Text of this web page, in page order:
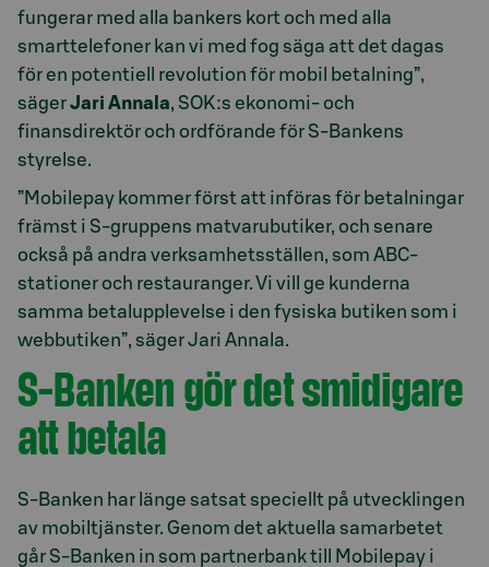
fungerar med alla bankers kort och med alla
smarttelefoner kan vi med fog säga att det dagas
för en potentiell revolution för mobil betalning”,
sägerJari Annala, SOK:s ekonomi- och
finansdirektör och ordförande för S-Bankens
styrelse.
”Mobilepay kommer först att införas för betalningar
främst i S-gruppens matvarubutiker, och senare
också på andra verksamhetsställen, som ABC-
stationer och restauranger. Vi vill ge kunderna
samma betalupplevelse i den fysiska butiken som i
webbutiken”, säger Jari Annala.
S-Banken gör det smidigare
att betala
S-Banken har länge satsat speciellt på utvecklingen
av mobiltjänster. Genom det aktuella samarbetet
går S-Banken in som partnerbank till Mobilepay i